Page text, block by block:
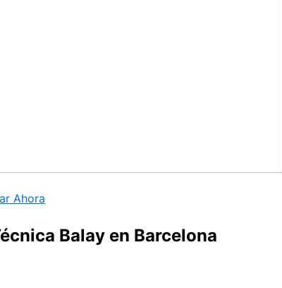
Ahora
Balay en Barcelona